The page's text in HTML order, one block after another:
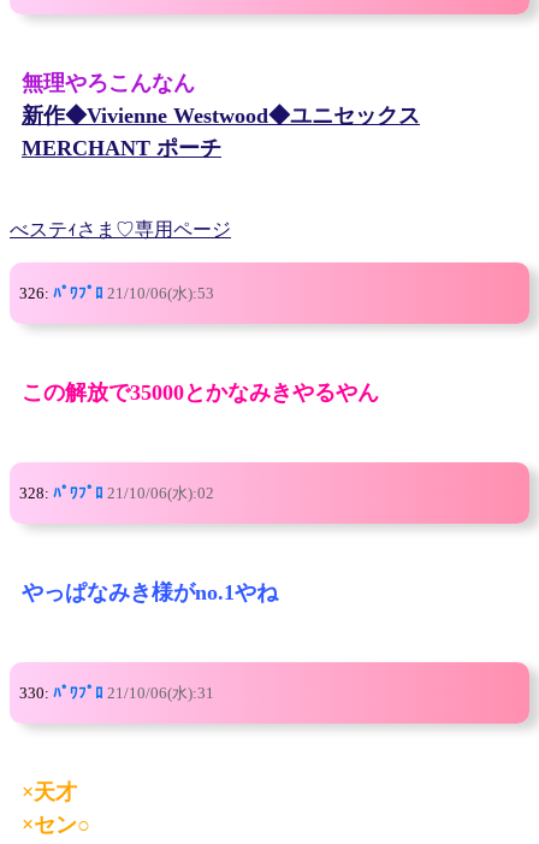
無理やろこんなん
新作◆Vivienne Westwood◆ユニセックス
MERCHANT ポーチ
べステｨさま♡専用ページ
326: ﾊﾟﾜﾌﾟﾛ 21/10/06(水):53
この解放で35000とかなみきやるやん
328: ﾊﾟﾜﾌﾟﾛ 21/10/06(水):02
やっぱなみき様がno.1やね
330: ﾊﾟﾜﾌﾟﾛ 21/10/06(水):31
×天才
×セン○